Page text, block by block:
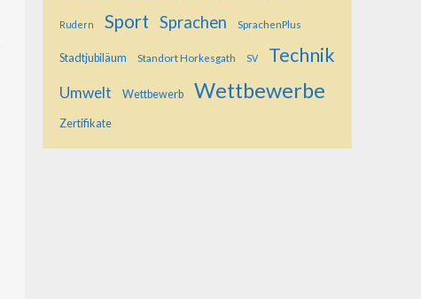
Rudern Sport Sprachen SprachenPlus
Stadtjubiläum Standort Horkesgath SV Technik
Umwelt Wettbewerb Wettbewerbe
Zertifikate